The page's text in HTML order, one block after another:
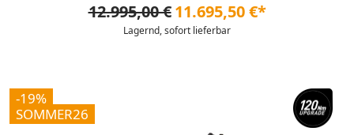
12.995,00 € 11.695,50 €*
Lagernd, sofort lieferbar
-19%
SOMMER26